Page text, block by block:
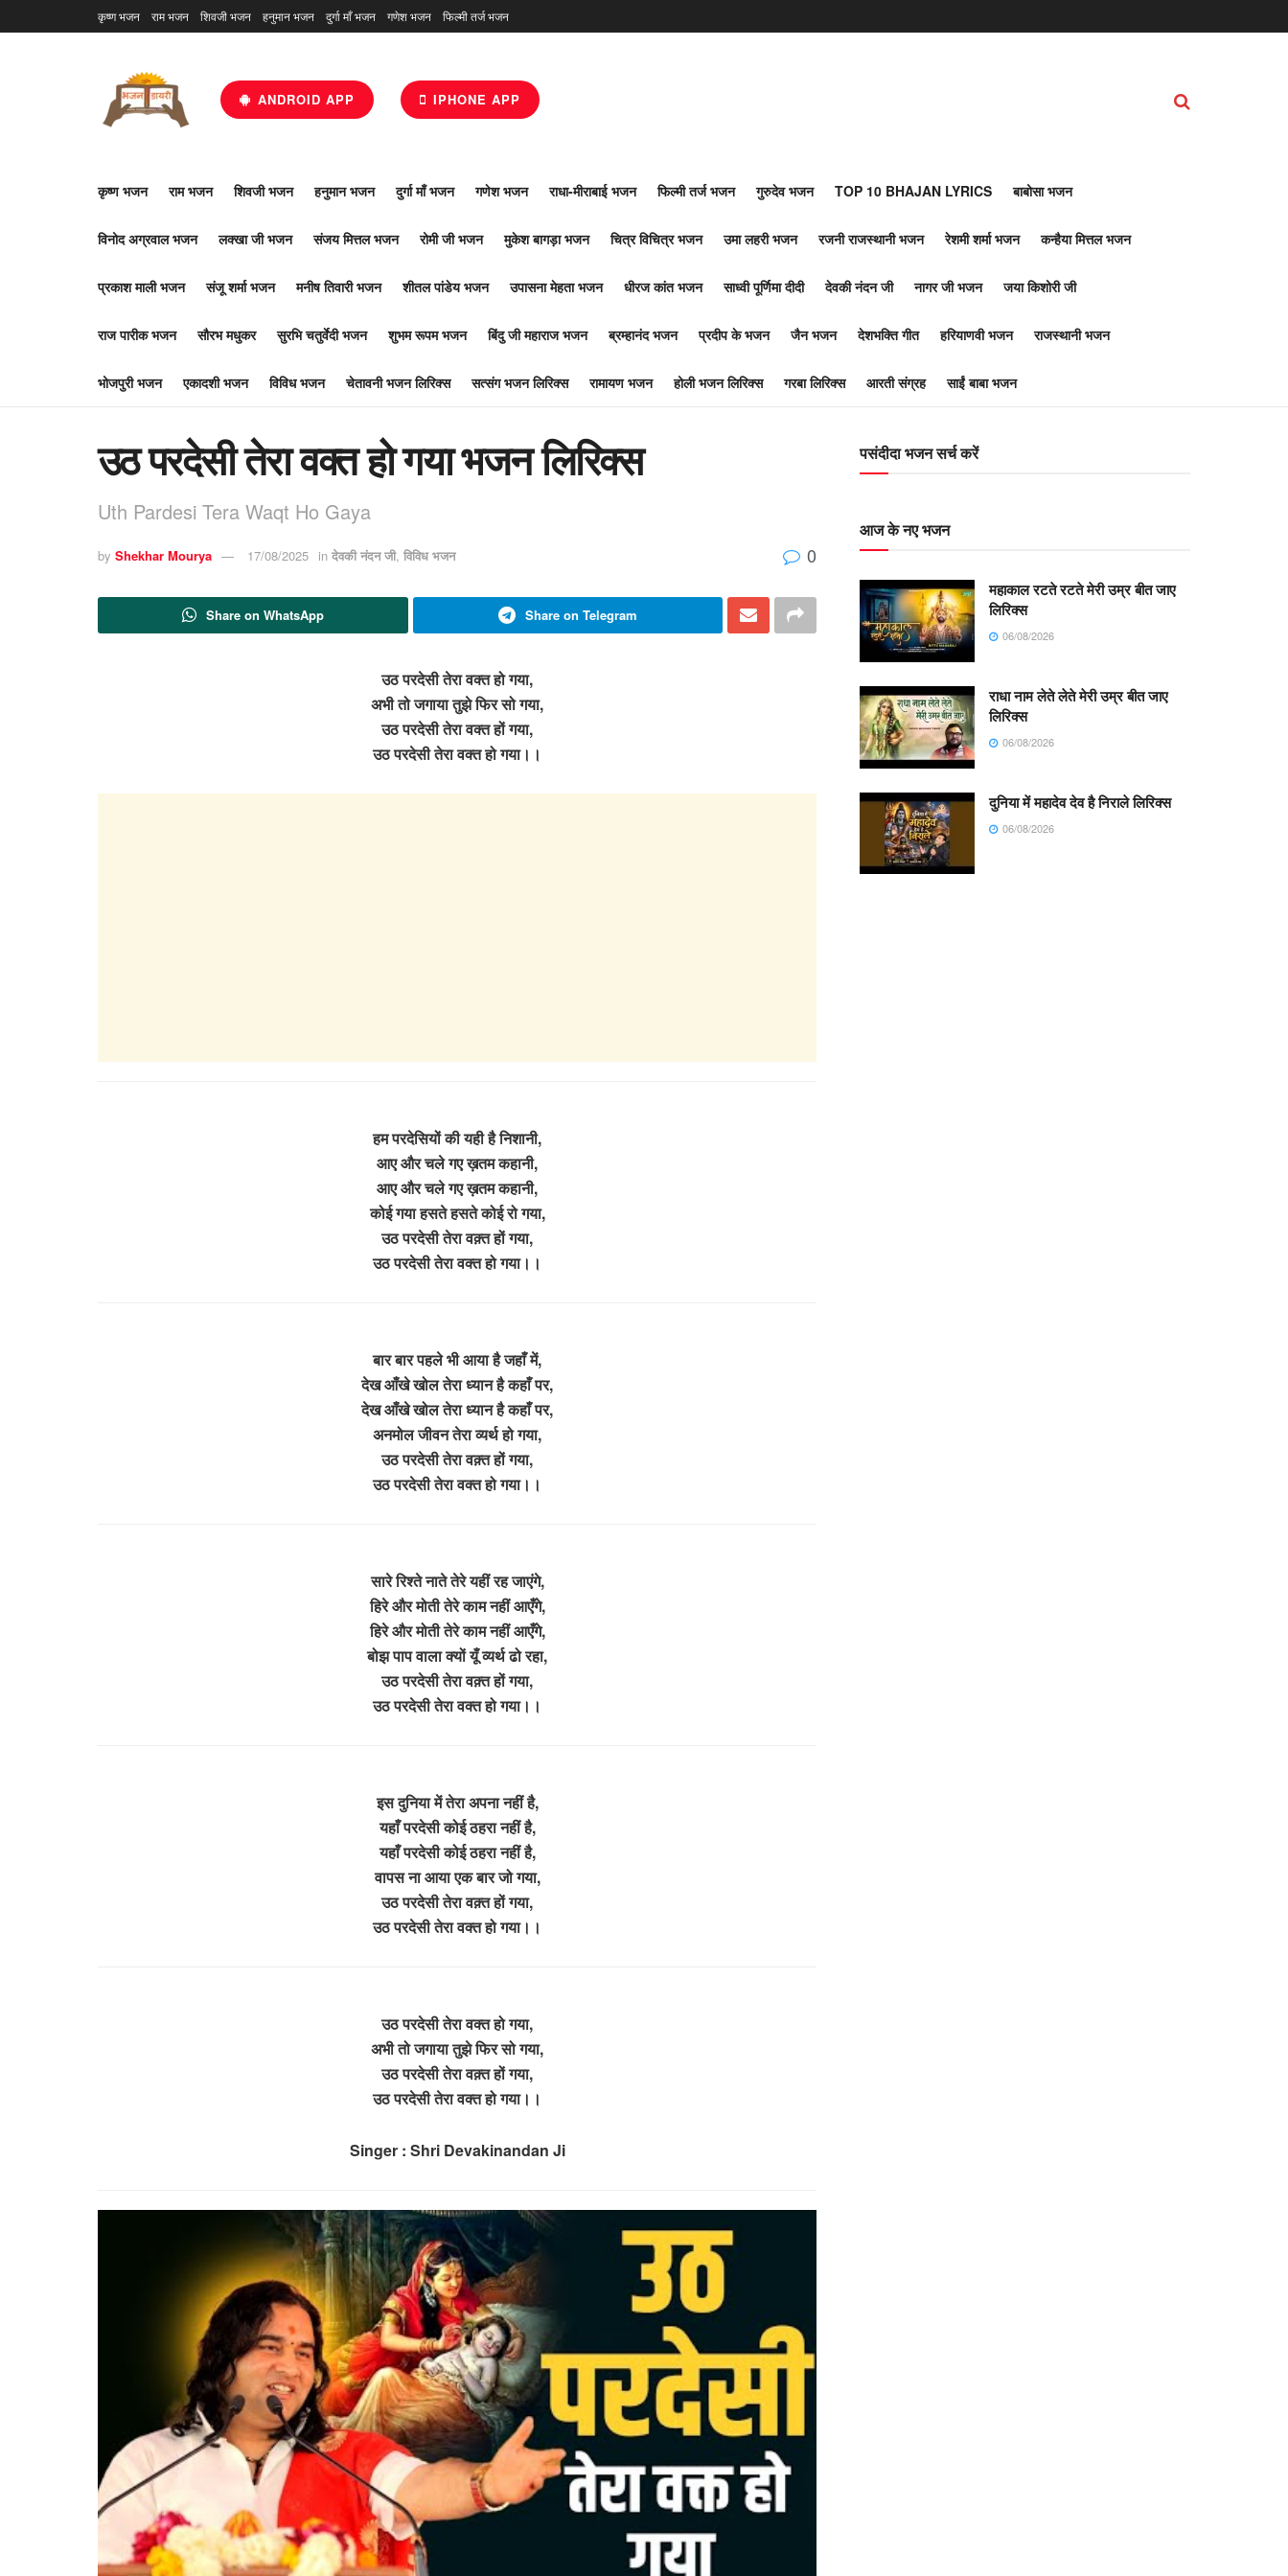
कृष्ण भजन राम भजन शिवजी भजन हनुमान भजन दुर्गा माँ भजन गणेश भजन फिल्मी तर्ज भजन
ANDROID APP IPHONE APP
कृष्ण भजन राम भजन शिवजी भजन हनुमान भजन दुर्गा माँ भजन गणेश भजन राधा-मीराबाई भजन फिल्मी तर्ज भजन गुरुदेव भजन TOP 10 BHAJAN LYRICS बाबोसा भजन
विनोद अग्रवाल भजन लक्खा जी भजन संजय मित्तल भजन रोमी जी भजन मुकेश बागड़ा भजन चित्र विचित्र भजन उमा लहरी भजन रजनी राजस्थानी भजन रेशमी शर्मा भजन कन्हैया मित्तल भजन
प्रकाश माली भजन संजू शर्मा भजन मनीष तिवारी भजन शीतल पांडेय भजन उपासना मेहता भजन धीरज कांत भजन साध्वी पूर्णिमा दीदी देवकी नंदन जी नागर जी भजन जया किशोरी जी
राज पारीक भजन सौरभ मधुकर सुरभि चतुर्वेदी भजन शुभम रूपम भजन बिंदु जी महाराज भजन ब्रम्हानंद भजन प्रदीप के भजन जैन भजन देशभक्ति गीत हरियाणवी भजन राजस्थानी भजन
भोजपुरी भजन एकादशी भजन विविध भजन चेतावनी भजन लिरिक्स सत्संग भजन लिरिक्स रामायण भजन होली भजन लिरिक्स गरबा लिरिक्स आरती संग्रह साईं बाबा भजन
उठ परदेसी तेरा वक्त हो गया भजन लिरिक्स
Uth Pardesi Tera Waqt Ho Gaya
by Shekhar Mourya 17/08/2025 in देवकी नंदन जी, विविध भजन 0
Share on WhatsApp Share on Telegram
उठ परदेसी तेरा वक्त हो गया,
अभी तो जगाया तुझे फिर सो गया,
उठ परदेसी तेरा वक्त हों गया,
उठ परदेसी तेरा वक्त हो गया।।
हम परदेसियों की यही है निशानी,
आए और चले गए ख़तम कहानी,
आए और चले गए ख़तम कहानी,
कोई गया हसते हसते कोई रो गया,
उठ परदेसी तेरा वक़्त हों गया,
उठ परदेसी तेरा वक्त हो गया।।
बार बार पहले भी आया है जहाँ में,
देख आँखे खोल तेरा ध्यान है कहाँ पर,
देख आँखे खोल तेरा ध्यान है कहाँ पर,
अनमोल जीवन तेरा व्यर्थ हो गया,
उठ परदेसी तेरा वक़्त हों गया,
उठ परदेसी तेरा वक्त हो गया।।
सारे रिश्ते नाते तेरे यहीं रह जाएंगे,
हिरे और मोती तेरे काम नहीं आएँगे,
हिरे और मोती तेरे काम नहीं आएँगे,
बोझ पाप वाला क्यों यूँ व्यर्थ ढो रहा,
उठ परदेसी तेरा वक़्त हों गया,
उठ परदेसी तेरा वक्त हो गया।।
इस दुनिया में तेरा अपना नहीं है,
यहाँ परदेसी कोई ठहरा नहीं है,
यहाँ परदेसी कोई ठहरा नहीं है,
वापस ना आया एक बार जो गया,
उठ परदेसी तेरा वक़्त हों गया,
उठ परदेसी तेरा वक्त हो गया।।
उठ परदेसी तेरा वक्त हो गया,
अभी तो जगाया तुझे फिर सो गया,
उठ परदेसी तेरा वक़्त हों गया,
उठ परदेसी तेरा वक्त हो गया।।
Singer : Shri Devakinandan Ji
पसंदीदा भजन सर्च करें
आज के नए भजन
महाकाल रटते रटते मेरी उम्र बीत जाए
लिरिक्स
06/08/2026
राधा नाम लेते लेते मेरी उम्र बीत जाए
लिरिक्स
06/08/2026
दुनिया में महादेव देव है निराले लिरिक्स
06/08/2026